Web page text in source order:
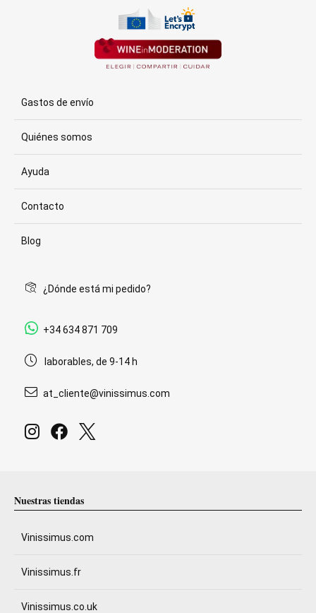
Gastos de envío
Quiénes somos
Ayuda
Contacto
Blog
¿Dónde está mi pedido?
+34 634 871 709
laborables, de 9-14 h
at_cliente@vinissimus.com
Nuestras tiendas
Vinissimus.com
Vinissimus.fr
Vinissimus.co.uk